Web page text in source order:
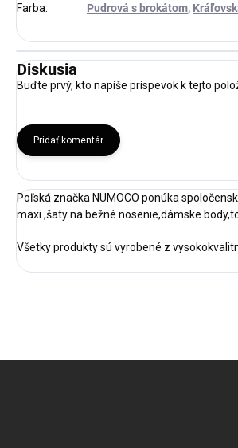
Farba:
Pudrová s brokátom,
Diskusia
Buďte prvý, kto napíše príspevok k tejto
Pridať komentár
Poľská značka NUMOCO ponúka
maxi ,šaty na bežné nosenie,dámske
Všetky produkty sú vyrobené z